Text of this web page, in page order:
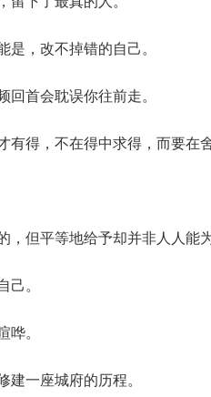
，改不掉错的自己。
首会耽误你往前走。
得，不在得中求得，而要在舍
但平等地给予却并非人人能为
。
。
一座城府的历程。